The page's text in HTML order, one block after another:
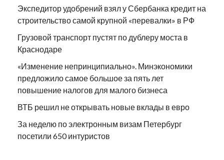
Экспедитор удобрений взял у Сбербанка кредит на
строительство самой крупной «перевалки» в РФ
Грузовой транспорт пустят по дублеру моста в
Краснодаре
«Изменение непринципиально». Минэкономики
предложило самое большое за пять лет
повышение налогов для малого бизнеса
ВТБ решил не открывать новые вклады в евро
За неделю по электронным визам Петербург
посетили 650 интуристов